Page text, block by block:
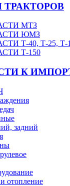
ТРАКТОРОВ
МТЗ
ЮМЗ
Т-40, Т-25, Т-
Т-150
К
задний
отопление